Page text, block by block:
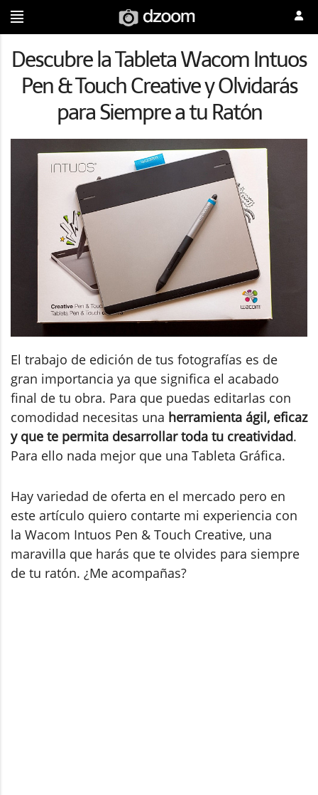
Descubre la Tableta Wacom Intuos
Pen & Touch Creative y Olvidarás
para Siempre a tu Ratón
El trabajo de edición de tus fotografías es de
gran importancia ya que significa el acabado
final de tu obra. Para que puedas editarlas con
comodidad necesitas una herramienta ágil, eficaz
y que te permita desarrollar toda tu creatividad.
Para ello nada mejor que una Tableta Gráfica.
Hay variedad de oferta en el mercado pero en
este artículo quiero contarte mi experiencia con
la Wacom Intuos Pen & Touch Creative, una
maravilla que harás que te olvides para siempre
de tu ratón. ¿Me acompañas?